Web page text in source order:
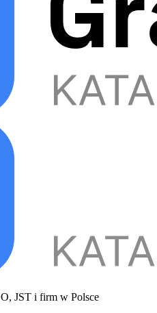
JST i firm w Polsce